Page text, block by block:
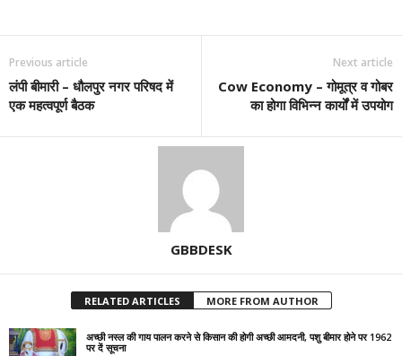
Previous article
लंपी बीमारी – धौलपुर नगर परिषद में
एक महत्वपूर्ण बैठक
Next article
Cow Economy – गोमूत्र व गोबर
का होगा विभिन्न कार्यों में उपयोग
GBBDESK
RELATED ARTICLES MORE FROM AUTHOR
अच्छी नस्ल की गाय पालन करने से किसान की होगी अच्छी आमदनी, पशु बीमार होने पर 1962
पर दें सूचना